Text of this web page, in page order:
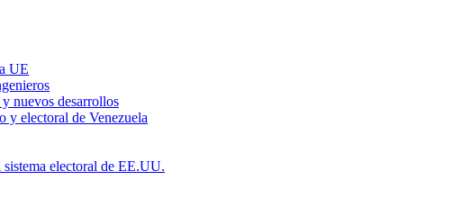
UE
nuevos desarrollos
y electoral de Venezuela
electoral de EE.UU.